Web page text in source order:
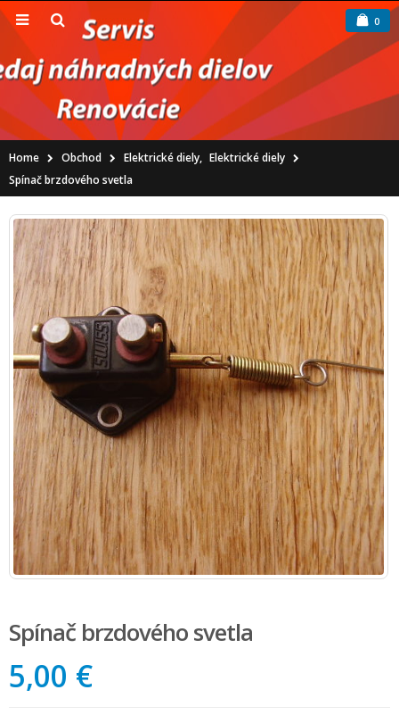
0
Home Obchod Elektrické diely, Elektrické diely
Spínač brzdového svetla
Spínač brzdového svetla
5,00 €